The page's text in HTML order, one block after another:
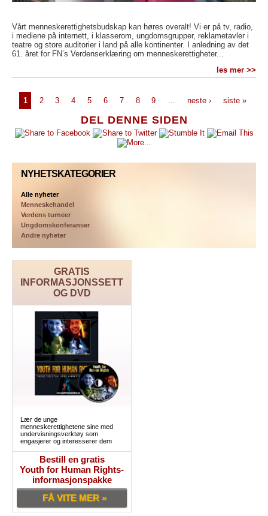
DEL DENNE SIDEN
NYHETSKATEGORIER
Alle nyheter
Menneskehandel
Verdens turneer
Ungdomskonferanser
Andre nyheter
GRATIS
INFORMASJONSSETT
OG DVD
Lær de unge
menneskerettighetene sine med
undervisningsverktøy som
engasjerer og interesserer dem
Bestill en gratis
Youth for Human Rights-
informasjonspakke
FÅ VITE MER »
Vårt menneskerettighetsbudskap kan høres overalt! Vi er på tv, radio,
i mediene på internett, i klasserom, ungdomsgrupper, reklametavler i
teatre og store auditorier i land på alle kontinenter. I anledning av det
61. året for FN’s Verdenserklæring om menneskerettigheter...
les mer >>
1 2 3 4 5 6 7 8 9 … neste › siste »